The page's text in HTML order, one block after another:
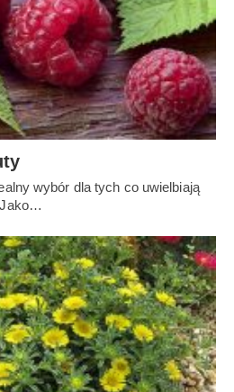
wybór dla tych co uwielbiają
Jako…